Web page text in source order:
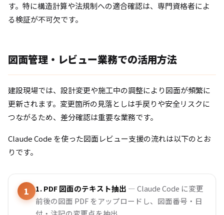
す。特に構造計算や法規制への適合確認は、専門資格者によ
る検証が不可欠です。
図面管理・レビュー業務での活用方法
建設現場では、設計変更や施工中の調整により図面が頻繁に
更新されます。変更箇所の見落としは手戻りや安全リスクに
つながるため、差分確認は重要な業務です。
Claude Code を使った図面レビュー支援の流れは以下のとお
りです。
1. PDF 図面のテキスト抽出 — Claude Code に変更
前後の図面 PDF をアップロードし、図面番号・日